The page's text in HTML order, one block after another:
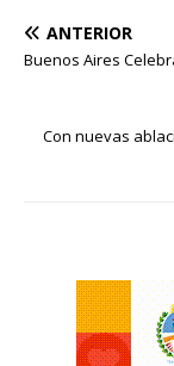
ANTERIOR
Buenos Aires
Con nuevas